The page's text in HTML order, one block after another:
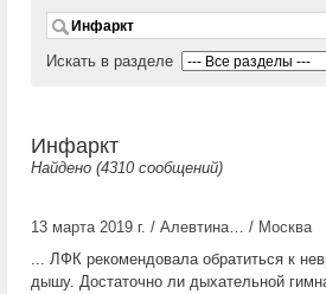
Искать в разделе
Инфаркт
Найдено (4310 сообщений)
13 марта 2019 г. / Алевтина… / Москва
... ЛФК рекомендовала обратиться к
дышу. Достаточно ли дыхательной